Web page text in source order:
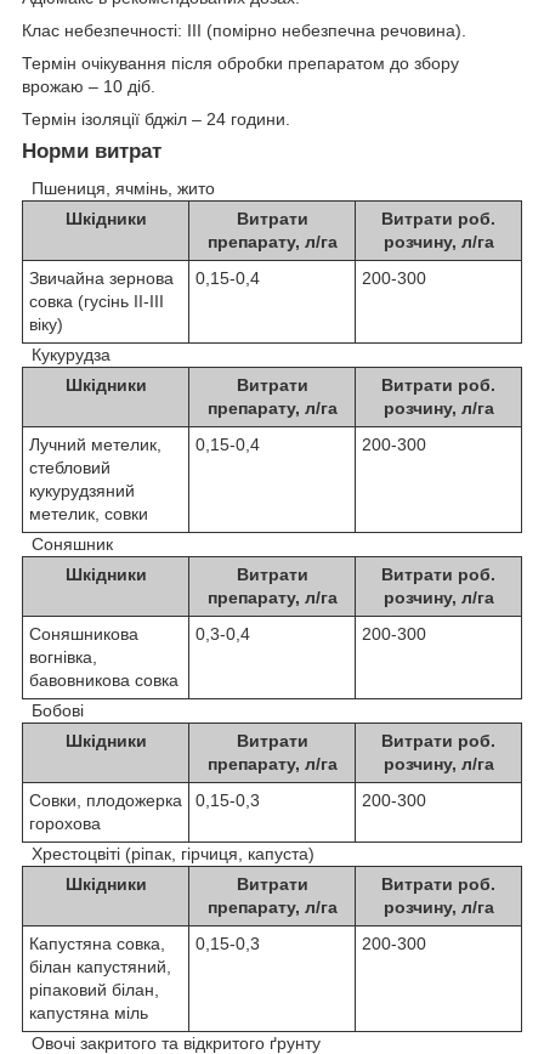
Клас небезпечності: ІІІ (помірно небезпечна речовина).
Термін очікування після обробки препаратом до збору
врожаю – 10 діб.
Термін ізоляції бджіл – 24 години.
Норми витрат
Пшениця, ячмінь, жито
Шкідники
Витрати
препарату, л/га
Витрати роб.
розчину, л/га
Звичайна зернова
совка (гусінь ІІ-ІІІ
віку)
0,15-0,4 200-300
Кукурудза
Шкідники
Витрати
препарату, л/га
Витрати роб.
розчину, л/га
Лучний метелик,
стебловий
кукурудзяний
метелик, совки
0,15-0,4 200-300
Соняшник
Шкідники
Витрати
препарату, л/га
Витрати роб.
розчину, л/га
Соняшникова
вогнівка,
бавовникова совка
0,3-0,4 200-300
Бобові
Шкідники
Витрати
препарату, л/га
Витрати роб.
розчину, л/га
Совки, плодожерка
горохова
0,15-0,3 200-300
Хрестоцвіті (ріпак, гірчиця, капуста)
Шкідники
Витрати
препарату, л/га
Витрати роб.
розчину, л/га
Капустяна совка,
білан капустяний,
ріпаковий білан,
капустяна міль
0,15-0,3 200-300
Овочі закритого та відкритого ґрунту